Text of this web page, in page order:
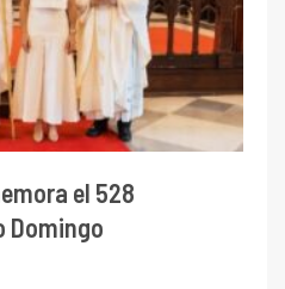
el 528
Domingo